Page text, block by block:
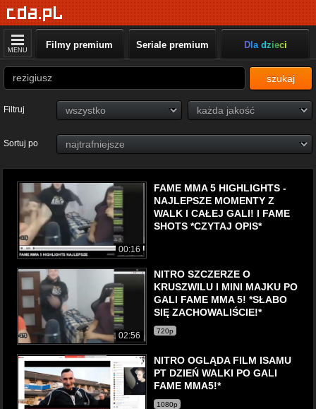
MENU Filmy premium Seriale premium Dla dzieci
szukaj
Filtruj
Sortuj po
00:16
FAME MMA 5 HIGHLIGHTS -
NAJLEPSZE MOMENTY Z
WALK I CAŁEJ GALI! l FAME
SHOTS *CZYTAJ OPIS*
02:56
NITRO SZCZERZE O
KRUSZWILU I MINI MAJKU PO
GALI FAME MMA 5! *SŁABO
SIĘ ZACHOWALIŚCIE!*
720p
NITRO OGLĄDA FILM ISAMU
PT DZIEŃ WALKI PO GALI
FAME MMA5!*
1080p